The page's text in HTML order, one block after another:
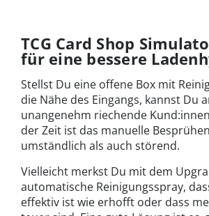
TCG Card Shop
für eine bessere
Stellst Du eine offene Box mit
die Nähe des Eingangs, kannst Du
unangenehm riechende
der Zeit ist das manuelle
umständlich als auch störend.
Vielleicht merkst Du mit dem
automatische Reinigungsspray,
effektiv ist wie erhofft oder dass